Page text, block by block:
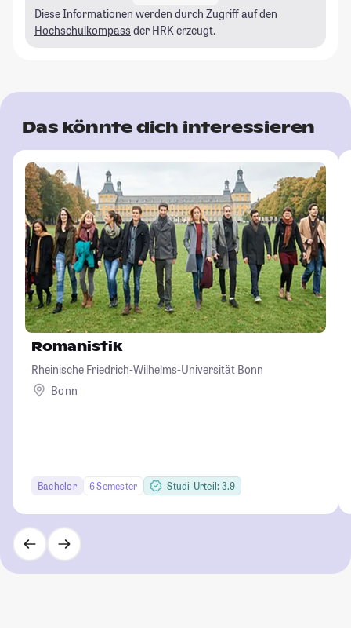
Diese Informationen werden durch Zugriff auf den
Hochschulkompass der HRK erzeugt.
Das könnte dich interessieren
Romanistik
Rheinische Friedrich-Wilhelms-Universität Bonn
Bonn
Bachelor 6 Semester Studi-Urteil: 3.9